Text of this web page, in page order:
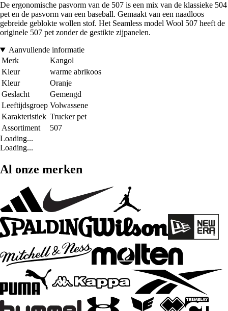
De ergonomische pasvorm van de 507 is een mix van de klassieke 504
pet en de pasvorm van een baseball. Gemaakt van een naadloos
gebreide geblokte wollen stof. Het Seamless model Wool 507 heeft de
originele 507 pet zonder de gestikte zijpanelen.
Aanvullende informatie
Merk
Kangol
Kleur
warme abrikoos
Kleur
Oranje
Geslacht
Gemengd
Leeftijdsgroep Volwassene
Karakteristiek Trucker pet
Assortiment
507
Loading...
Loading...
Al onze merken